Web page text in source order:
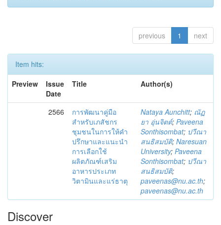
previous 1 next
Item hits:
Preview
Issue
Date
Title Author(s)
2566
การพัฒนาคู่มือ
สำหรับเภสัชกร
ชุมชนในการให้คำ
ปรึกษาและแนะนำ
การเลือกใช้
ผลิตภัณฑ์เสริม
อาหารประเภท
วิตามินและแร่ธาตุ
Nataya Aunchitt; ณัฏ
ยา อุ่นจิตต์; Paveena
Sonthisombat; ปวีณา
สนธิสมบัติ; Naresuan
University; Paveena
Sonthisombat; ปวีณา
สนธิสมบัติ;
paveenas@nu.ac.th;
paveenas@nu.ac.th
Discover